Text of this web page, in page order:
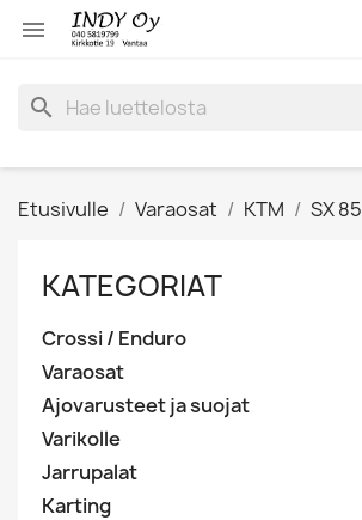

search
Etusivulle Varaosat KTM SX 85
KATEGORIAT
Crossi / Enduro
Varaosat
Ajovarusteet ja suojat
Varikolle
Jarrupalat
Karting